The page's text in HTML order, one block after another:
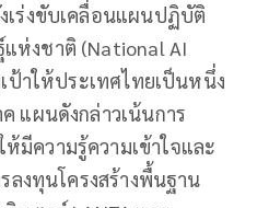
เร่งขับเคลื่อนแผนปฏิบัติ
ห่งชาติ (National AI
เป้าให้ประเทศไทยเป็นหนึ่ง
แผนดังกล่าวเน้นการ
ความรู้ความเข้าใจและ
ลงทุนโครงสร้างพื้นฐาน